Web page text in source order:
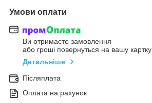
Умови оплати
Ви отримаєте замовлення
або гроші повернуться на вашу картку
Детальніше
Післяплата
Оплата на рахунок